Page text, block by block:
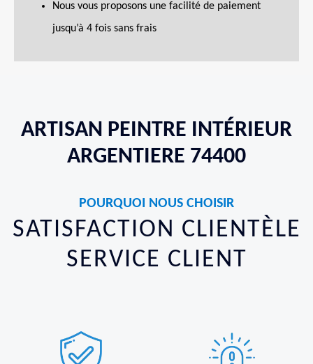
Nous vous proposons une facilité de paiement
jusqu’à 4 fois sans frais
ARTISAN PEINTRE INTÉRIEUR
ARGENTIERE 74400
POURQUOI NOUS CHOISIR
SATISFACTION CLIENTÈLE
SERVICE CLIENT